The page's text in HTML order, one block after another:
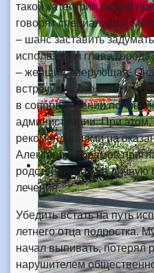
такой категории людей
говорят специалисты.
– шанс заставить
использовал глава
– женщина верующая. Она
встречу с настоятелем
в сопровождении
администрации. При этом,
рекомендациями на
Александр Абрамов
родственников на личную
Убедить встать на путь
летнего отца подростка.
начал выпивать, потерял
нарушителем